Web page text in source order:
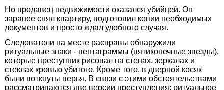
Но продавец недвижимости оказался убийцей. Он
заранее снял квартиру, подготовил копии необходимых
документов и просто ждал удобного случая.
Следователи на месте расправы обнаружили
ритуальные знаки - пентаграммы (пятиконечные звезды),
которые преступник рисовал на стенах, зеркалах и
стеклах кровью убитого. Кроме того, в дверной косяк
были воткнуты перья. В связи с этими обстоятельствами
рассматриваются две версии преступления: ритуальное